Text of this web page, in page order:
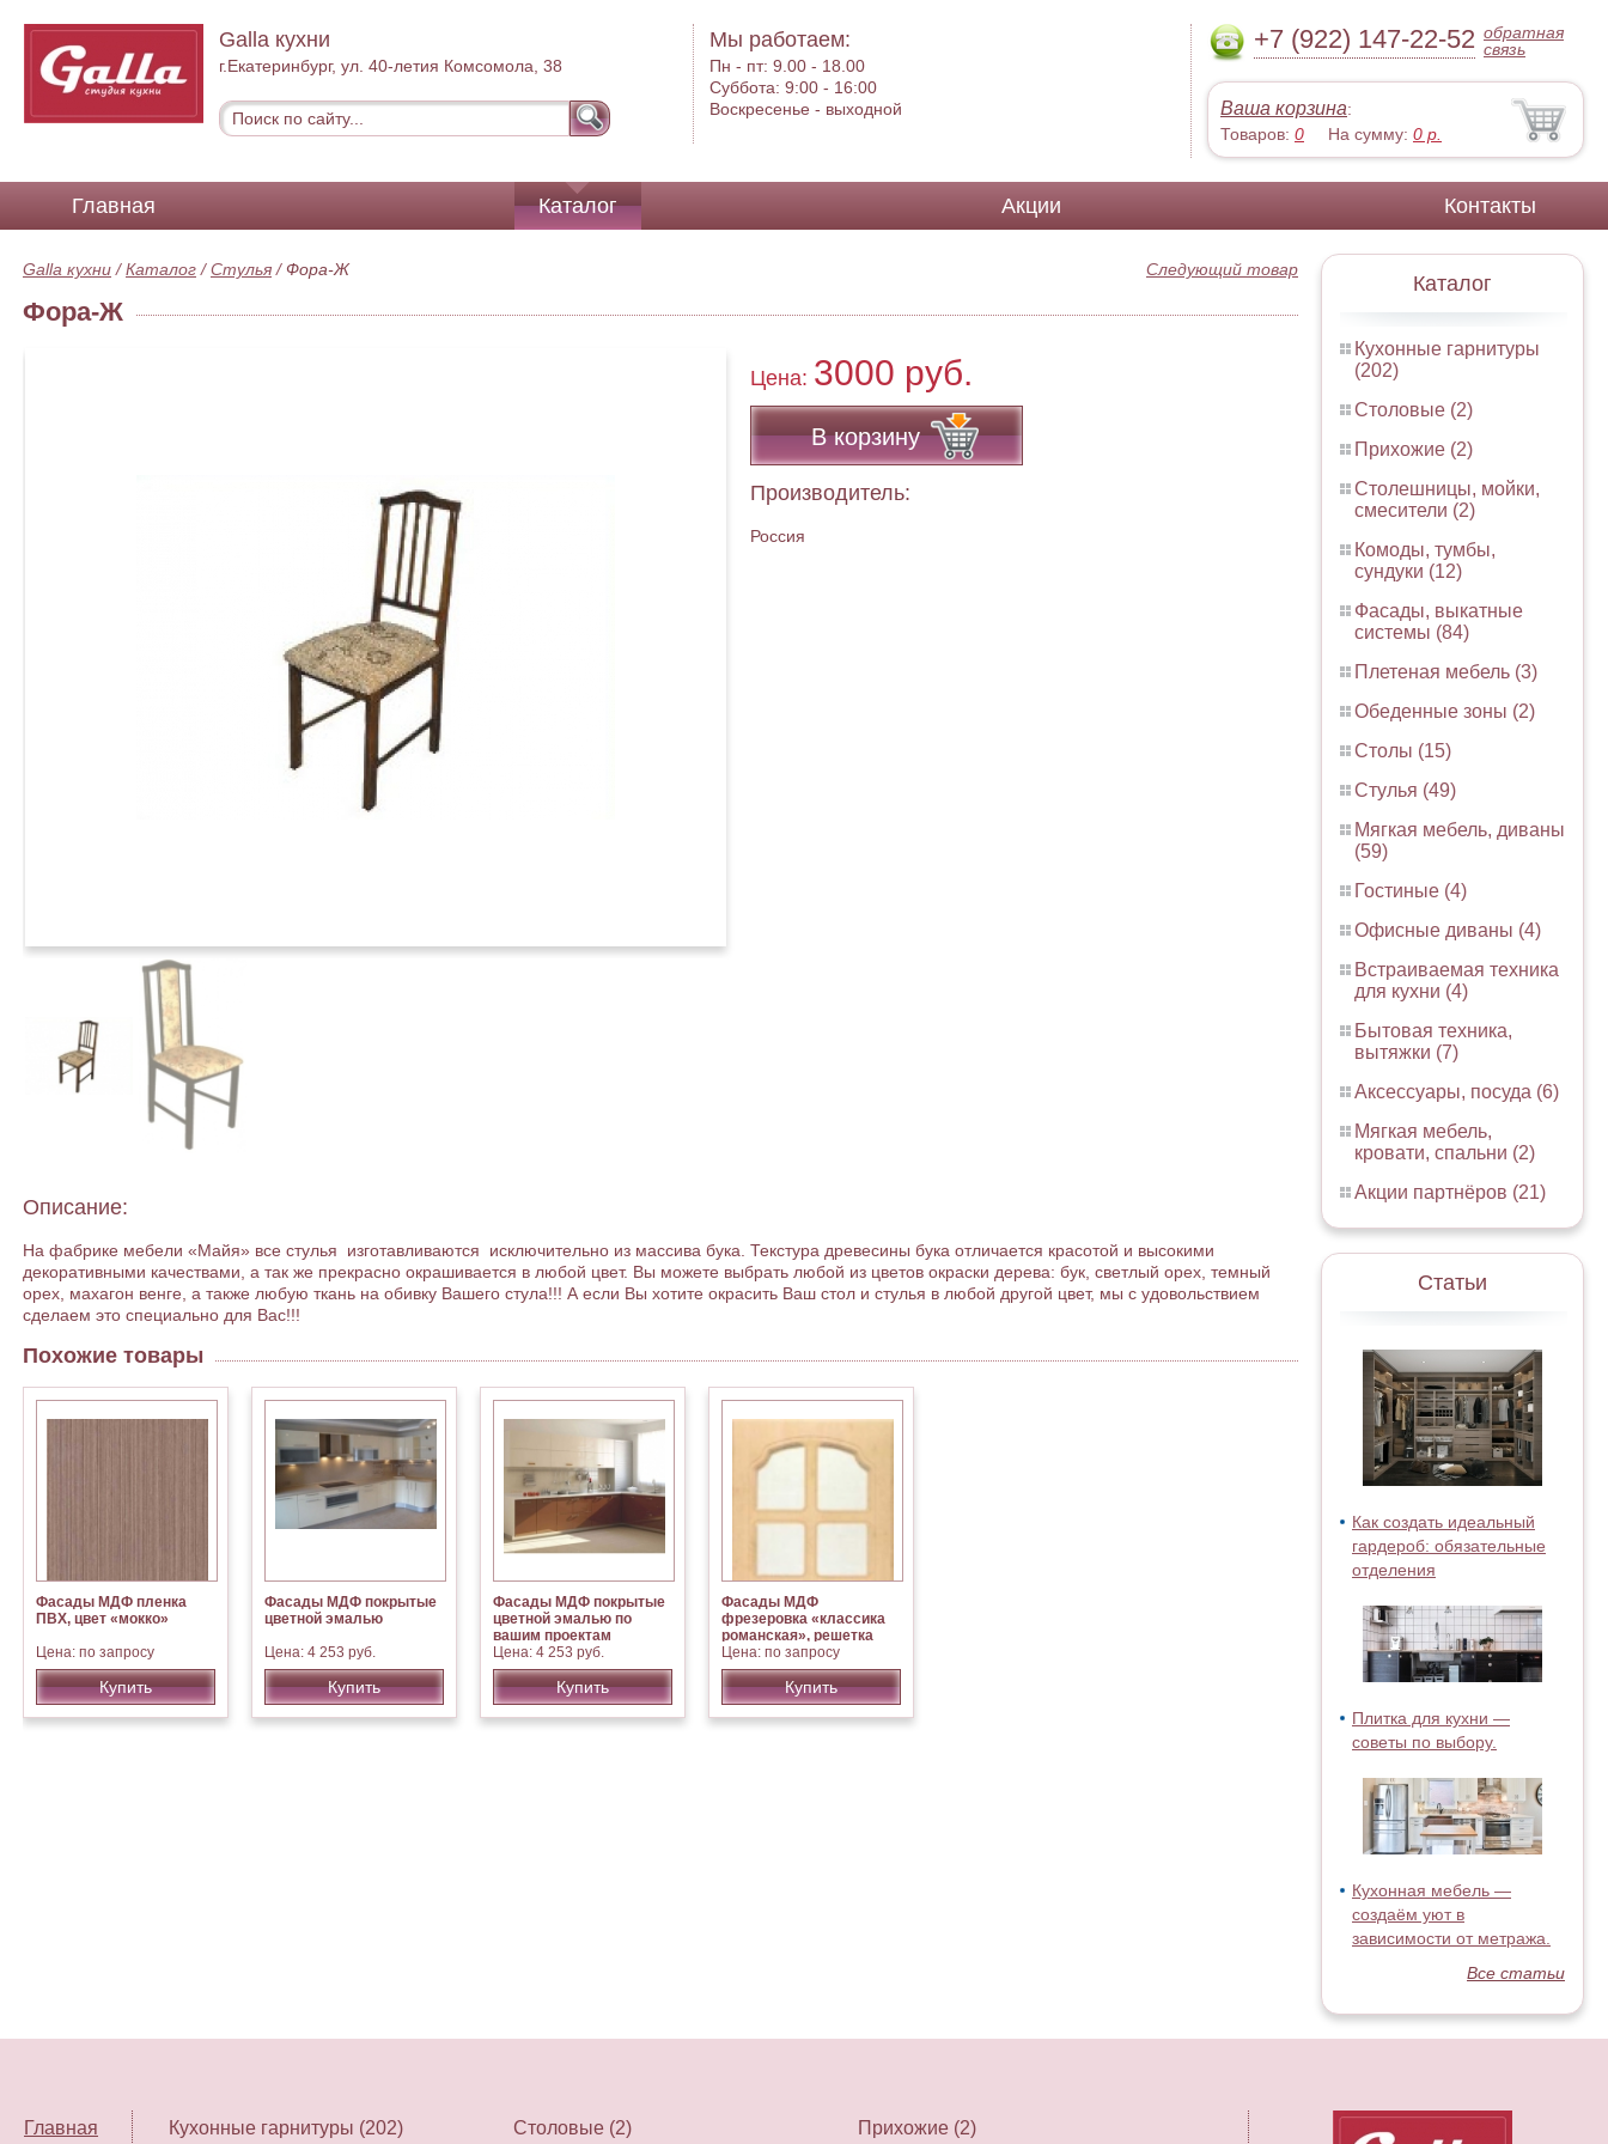
Galla кухни
г.Екатеринбург, ул. 40-летия Комсомола, 38
Мы работаем:
Пн - пт:9.00 - 18.00
Суббота:9:00 - 16:00
Воскресенье - выходной
+7 (922) 147-22-52 обратная
связь
Ваша корзина:
Товаров: 0 На сумму: 0 р.
Главная Каталог Акции Контакты
Каталог
Кухонные гарнитуры
(202)
Столовые (2)
Прихожие (2)
Столешницы, мойки,
смесители (2)
Комоды, тумбы,
сундуки (12)
Фасады, выкатные
системы (84)
Плетеная мебель (3)
Обеденные зоны (2)
Столы (15)
Стулья (49)
Мягкая мебель, диваны
(59)
Гостиные (4)
Офисные диваны (4)
Встраиваемая техника
для кухни (4)
Бытовая техника,
вытяжки (7)
Аксессуары, посуда (6)
Мягкая мебель,
кровати, спальни (2)
Акции партнёров (21)
Статьи
Как создать идеальный
гардероб: обязательные
отделения
Плитка для кухни —
советы по выбору.
Кухонная мебель —
создаём уют в
зависимости от метража.
Все статьи
Следующий товар
Galla кухни /Каталог /Стулья /Фора-Ж
Фора-Ж
Цена: 3000 руб.
В корзину
Производитель:
Россия
Описание:
На фабрике мебели «Майя» все стулья изготавливаются исключительно из массива бука. Текстура древесины бука отличается красотой и высокими
декоративными качествами, а так же прекрасно окрашивается в любой цвет. Вы можете выбрать любой из цветов окраски дерева: бук, светлый орех, темный
орех, махагон венге, а также любую ткань на обивку Вашего стула!!! А если Вы хотите окрасить Ваш стол и стулья в любой другой цвет, мы с удовольствием
сделаем это специально для Вас!!!
Похожие товары
Фасады МДФ пленка
ПВХ, цвет «мокко»
Цена: по запросу
Купить
Фасады МДФ покрытые
цветной эмалью
Цена: 4 253 руб.
Купить
Фасады МДФ покрытые
цветной эмалью по
вашим проектам
Цена: 4 253 руб.
Купить
Фасады МДФ
фрезеровка «классика
романская», решетка
Цена: по запросу
Купить
Главная Кухонные гарнитуры (202) Столовые (2) Прихожие (2)